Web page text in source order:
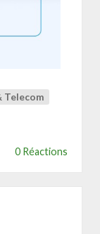
Telecom
0 Réactions